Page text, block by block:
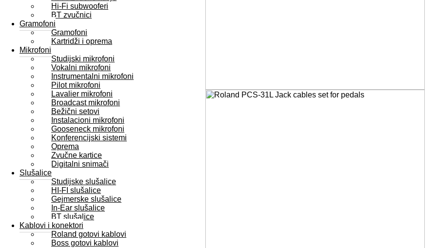
Hi-Fi subwooferi
BT zvučnici
Gramofoni
Gramofoni
Kartridži i oprema
Mikrofoni
Studijski mikrofoni
Vokalni mikrofoni
Instrumentalni mikrofoni
Pilot mikrofoni
Lavalier mikrofoni
Broadcast mikrofoni
Bežični setovi
Instalacioni mikrofoni
Gooseneck mikrofoni
Konferencijski sistemi
Oprema
Zvučne kartice
Digitalni snimači
Slušalice
Studijske slušalice
HI-FI slušalice
Gejmerske slušalice
In-Ear slušalice
BT slušalice
Kablovi i konektori
Roland gotovi kablovi
Boss gotovi kablovi